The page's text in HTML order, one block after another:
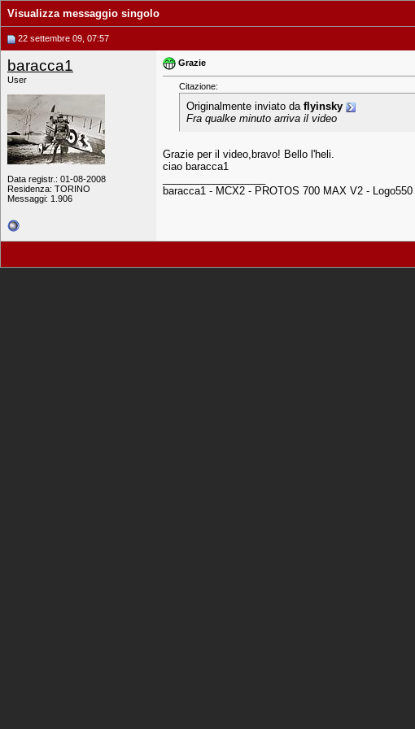
Visualizza messaggio singolo
22 settembre 09, 07:57
baracca1
User
Data registr.: 01-08-2008
Residenza: TORINO
Messaggi: 1.906
Grazie
Citazione:
Originalmente inviato da flyinsky
Fra qualke minuto arriva il video
Grazie per il video,bravo! Bello l'heli.
ciao baracca1
baracca1 - MCX2 - PROTOS 700 MAX V2 -